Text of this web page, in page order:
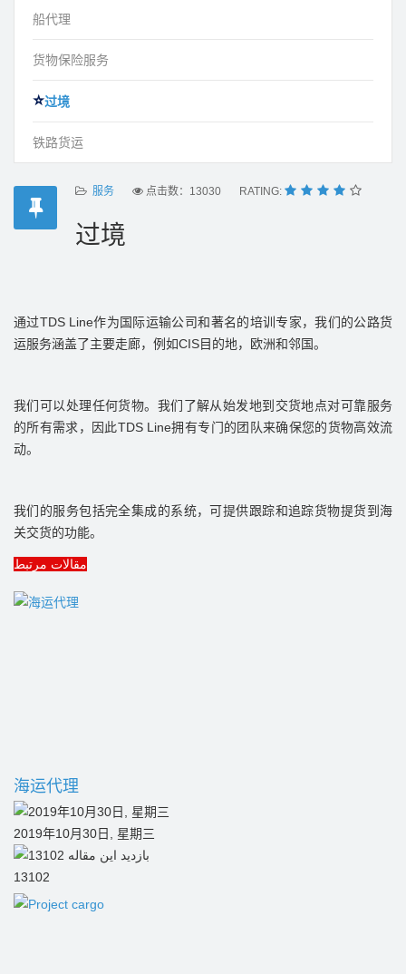
船代理
货物保险服务
过境
铁路货运
服务 点击数：13030 RATING:
过境
通过TDS Line作为国际运输公司和著名的培训专家，我们的公路货
运服务涵盖了主要走廊，例如CIS目的地，欧洲和邻国。
我们可以处理任何货物。我们了解从始发地到交货地点对可靠服务
的所有需求，因此TDS Line拥有专门的团队来确保您的货物高效流
动。
我们的服务包括完全集成的系统，可提供跟踪和追踪货物提货到海
关交货的功能。
مقالات مرتبط
海运代理
2019年10月30日, 星期三
13102